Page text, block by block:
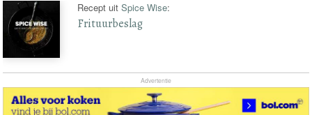
Recept uitSpice Wise:
Frituurbeslag
Advertentie